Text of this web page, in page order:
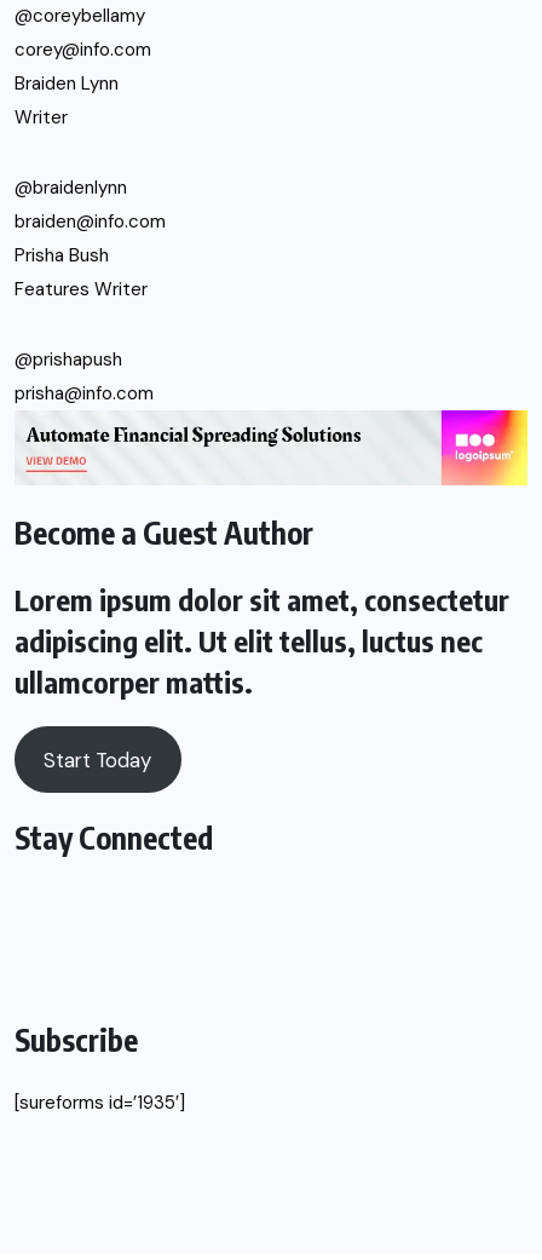
@coreybellamy
corey@info.com
Braiden Lynn
Writer
@braidenlynn
braiden@info.com
Prisha Bush
Features Writer
@prishapush
prisha@info.com
Become a Guest Author
Lorem ipsum dolor sit amet, consectetur
adipiscing elit. Ut elit tellus, luctus nec
ullamcorper mattis.
Start Today
Stay Connected
Subscribe
[sureforms id=’1935′]